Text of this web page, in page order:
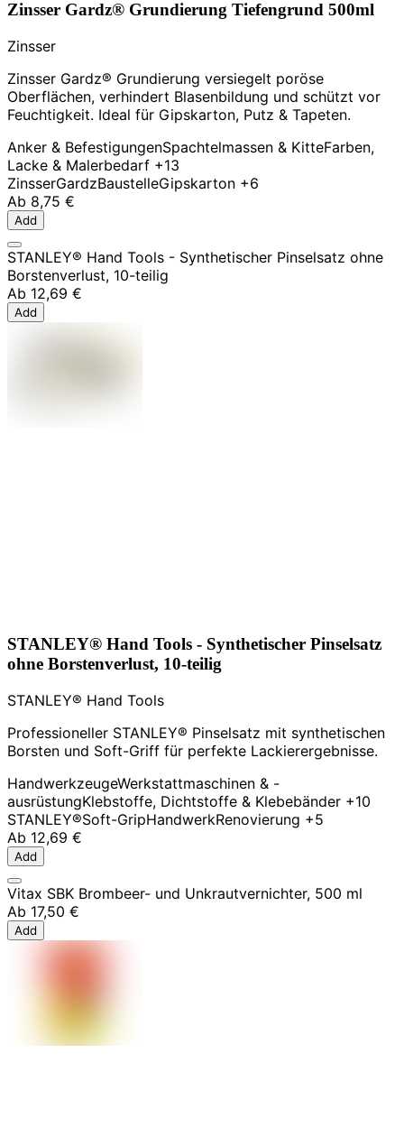
Zinsser Gardz® Grundierung Tiefengrund 500ml
Zinsser
Zinsser Gardz® Grundierung versiegelt poröse
Oberflächen, verhindert Blasenbildung und schützt vor
Feuchtigkeit. Ideal für Gipskarton, Putz & Tapeten.
Anker & BefestigungenSpachtelmassen & KitteFarben,
Lacke & Malerbedarf +13
ZinsserGardzBaustelleGipskarton +6
Ab 8,75 €
Add
STANLEY® Hand Tools - Synthetischer Pinselsatz ohne
Borstenverlust, 10-teilig
Ab 12,69 €
Add
STANLEY® Hand Tools - Synthetischer Pinselsatz
ohne Borstenverlust, 10-teilig
STANLEY® Hand Tools
Professioneller STANLEY® Pinselsatz mit synthetischen
Borsten und Soft-Griff für perfekte Lackierergebnisse.
HandwerkzeugeWerkstattmaschinen & -
ausrüstungKlebstoffe, Dichtstoffe & Klebebänder +10
STANLEY®Soft-GripHandwerkRenovierung +5
Ab 12,69 €
Add
Vitax SBK Brombeer- und Unkrautvernichter, 500 ml
Ab 17,50 €
Add